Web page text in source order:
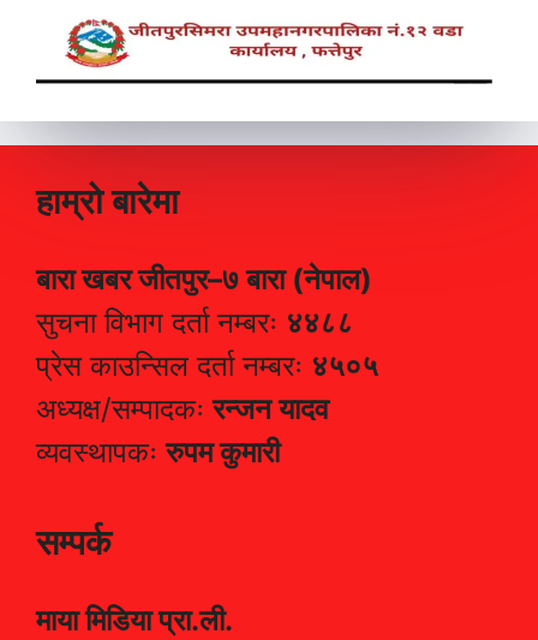
हाम्रो बारेमा
बारा खबर जीतपुर–७ बारा (नेपाल)
सुचना विभाग दर्ता नम्बरः ४४८८
प्रेस काउन्सिल दर्ता नम्बरः ४५०५
अध्यक्ष/सम्पादकःरन्जन यादव
व्यवस्थापकःरुपम कुमारी
सम्पर्क
माया मिडिया प्रा.ली.